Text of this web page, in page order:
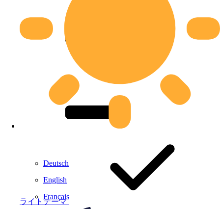
ライトテーマ
Deutsch
English
Français